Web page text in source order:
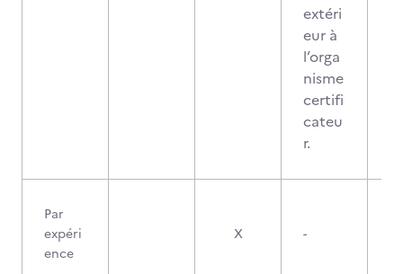
extéri
eur à
l’orga
nisme
certifi
cateu
r.
Par
expéri
ence
X -